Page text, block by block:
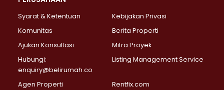
Properti Dijual di Lebak Bulus >
Properti Dijual di Gandaria Selatan >
Properti Dijual di Pondok Labu >
Properti Dijual di Lenteng Agung >
Properti Dijual di Senayan >
Properti Dijual di Pondok Pinang >
Syarat & Ketentuan
Kebijakan Privasi
Komunitas
Berita Properti
Ajukan Konsultasi
Mitra Proyek
Hubungi:
enquiry@belirumah.co
Listing Management Service
Agen Properti Rentfix.com